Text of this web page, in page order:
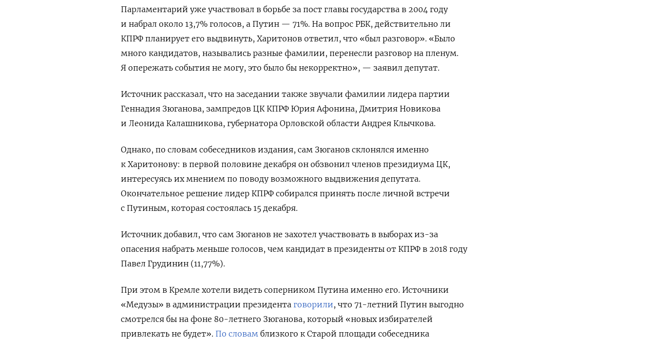
Парламентарий уже участвовал в борьбе за пост главы государства в 2004 году
и набрал около 13,7% голосов, а Путин — 71%. На вопрос РБК, действительно ли
КПРФ планирует его выдвинуть, Харитонов ответил, что «был разговор». «Было
много кандидатов, назывались разные фамилии, перенесли разговор на пленум.
Я опережать события не могу, это было бы некорректно», — заявил депутат.
Источник рассказал, что на заседании также звучали фамилии лидера партии
Геннадия Зюганова, зампредов ЦК КПРФ Юрия Афонина, Дмитрия Новикова
и Леонида Калашникова, губернатора Орловской области Андрея Клычкова.
Однако, по словам собеседников издания, сам Зюганов склонялся именно
к Харитонову: в первой половине декабря он обзвонил членов президиума ЦК,
интересуясь их мнением по поводу возможного выдвижения депутата.
Окончательное решение лидер КПРФ собирался принять после личной встречи
с Путиным, которая состоялась 15 декабря.
Источник добавил, что сам Зюганов не захотел участвовать в выборах из-за
опасения набрать меньше голосов, чем кандидат в президенты от КПРФ в 2018 году
Павел Грудинин (11,77%).
При этом в Кремле хотели видеть соперником Путина именно его. Источники
«Медузы» в администрации президента говорили, что 71-летний Путин выгодно
смотрелся бы на фоне 80-летнего Зюганова, который «новых избирателей
привлекать не будет». По словам близкого к Старой площади собеседника